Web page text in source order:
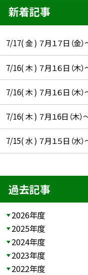
新着記事
7/17( 金 ) ７月１７日（金
7/16( 木 ) ７月１６日（木
7/16( 木 ) ７月１６日（木
7/16( 木 ) ７月１6日（木
7/15( 水 ) ７月１５日（水
過去記事
2026年度
2025年度
2024年度
2023年度
2022年度